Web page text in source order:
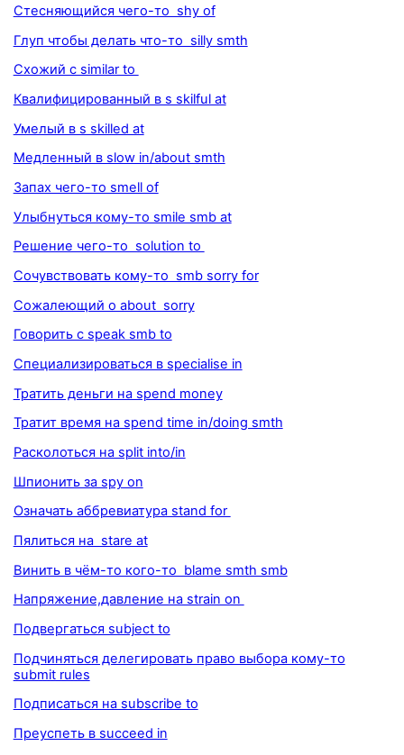
Стесняющийся чего-то shy of
Глуп чтобы делать что-то silly smth
Схожий с similar to
Квалифицированный в s skilful at
Умелый в s skilled at
Медленный в slow in/about smth
Запах чего-то smell of
Улыбнуться кому-то smile smb at
Решение чего-то solution to
Сочувствовать кому-то smb sorry for
Сожалеющий о about sorry
Говорить с speak smb to
Специализироваться в specialise in
Тратить деньги на spend money
Тратит время на spend time in/doing smth
Расколоться на split into/in
Шпионить за spy on
Означать аббревиатура stand for
Пялиться на stare at
Винить в чём-то кого-то blame smth smb
Напряжение,давление на strain on
Подвергаться subject to
Подчиняться делегировать право выбора кому-то
submit rules
Подписаться на subscribe to
Преуспеть в succeed in